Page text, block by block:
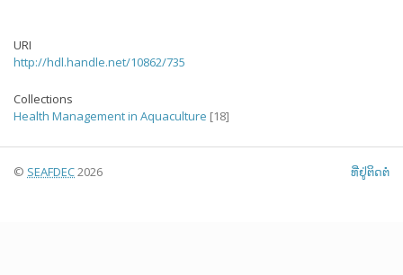
URI
http://hdl.handle.net/10862/735
Collections
Health Management in Aquaculture [18]
© SEAFDEC2026 ທີ່ຢູ່ຕິດຕໍ່